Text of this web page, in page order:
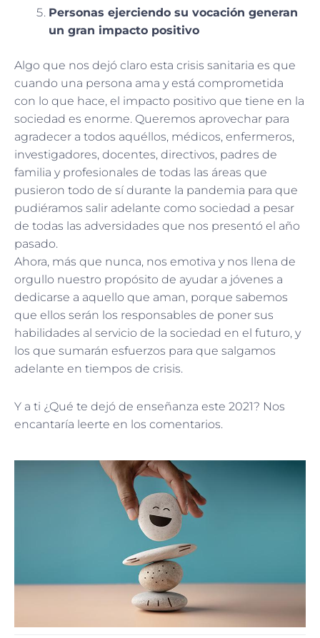
Personas ejerciendo su vocación generan
un gran impacto positivo
Algo que nos dejó claro esta crisis sanitaria es que
cuando una persona ama y está comprometida
con lo que hace, el impacto positivo que tiene en la
sociedad es enorme. Queremos aprovechar para
agradecer a todos aquéllos, médicos, enfermeros,
investigadores, docentes, directivos, padres de
familia y profesionales de todas las áreas que
pusieron todo de sí durante la pandemia para que
pudiéramos salir adelante como sociedad a pesar
de todas las adversidades que nos presentó el año
pasado.
Ahora, más que nunca, nos emotiva y nos llena de
orgullo nuestro propósito de ayudar a jóvenes a
dedicarse a aquello que aman, porque sabemos
que ellos serán los responsables de poner sus
habilidades al servicio de la sociedad en el futuro, y
los que sumarán esfuerzos para que salgamos
adelante en tiempos de crisis.
Y a ti ¿Qué te dejó de enseñanza este 2021? Nos
encantaría leerte en los comentarios.